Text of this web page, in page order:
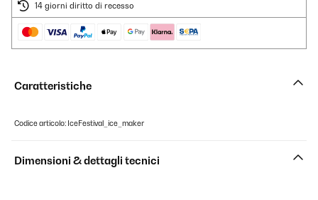
14 giorni diritto di recesso
Caratteristiche
Codice articolo: IceFestival_ice_maker
Dimensioni & dettagli tecnici